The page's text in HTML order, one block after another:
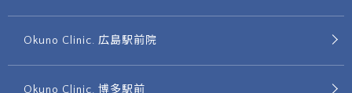
Okuno Clinic. 広島駅前院
Okuno Clinic. 博多駅前